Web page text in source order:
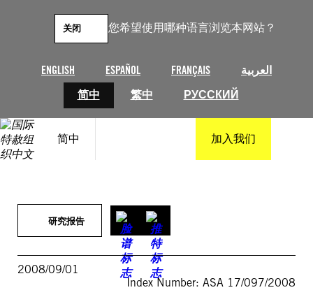
您希望使用哪种语言浏览本网站？
ENGLISH ESPAÑOL FRANÇAIS
العربية
简中
繁中 РУССКИЙ
关闭
简中 加入我们
研究报告
2008/09/01
Index Number: ASA 17/097/2008